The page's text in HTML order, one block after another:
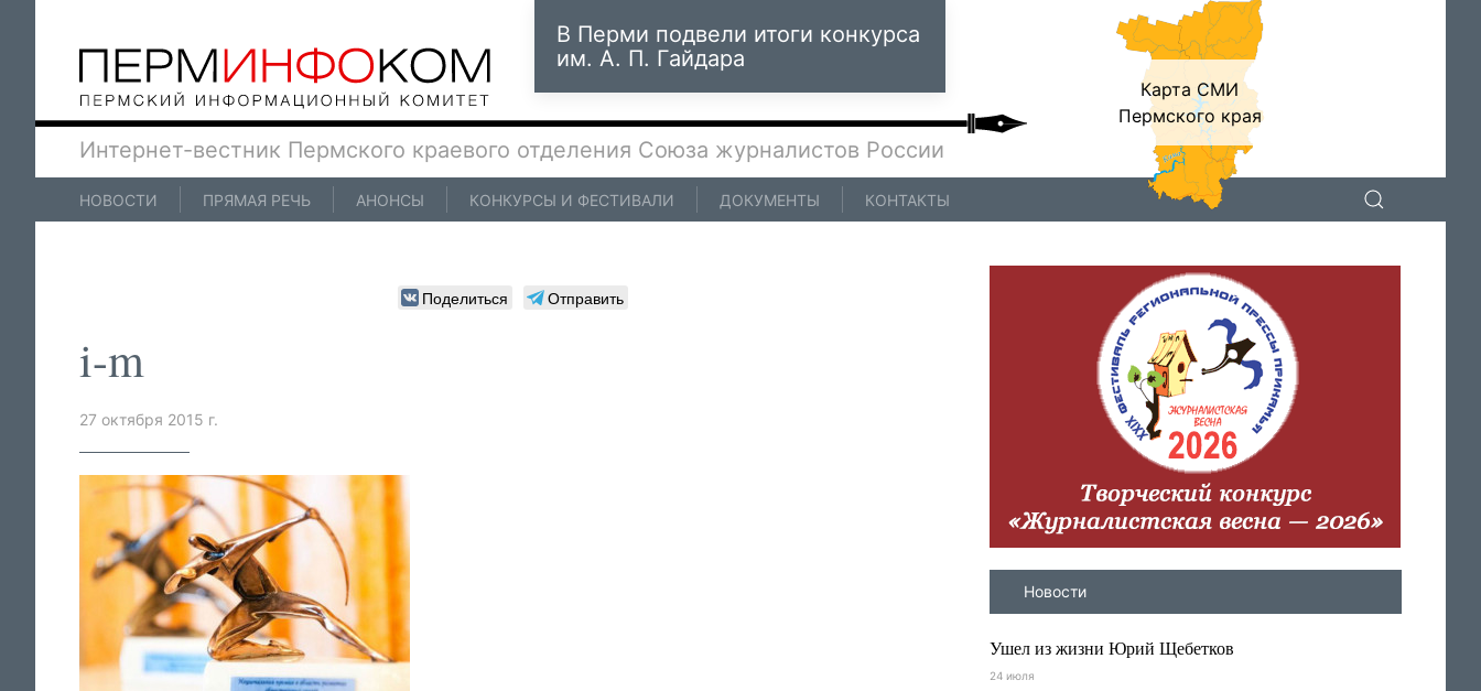
В Перми подвели итоги конкурса
им. А. П. Гайдара
Карта СМИ
Пермского края
Интернет-вестник Пермского краевого отделения Союза журналистов России
НОВОСТИ ПРЯМАЯ РЕЧЬ АНОНСЫ КОНКУРСЫ И ФЕСТИВАЛИ ДОКУМЕНТЫ КОНТАКТЫ
Поделиться Отправить
i-m
27 октября 2015 г.
Новости
Ушел из жизни Юрий Щебетков
24 июля